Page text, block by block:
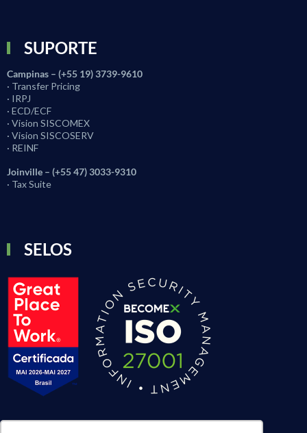
SUPORTE
Campinas – (+55 19) 3739-9610
· Transfer Pricing
· IRPJ
· ECD/ECF
· Vision SISCOMEX
· Vision SISCOSERV
· REINF
Joinville – (+55 47) 3033-9310
· Tax Suite
SELOS